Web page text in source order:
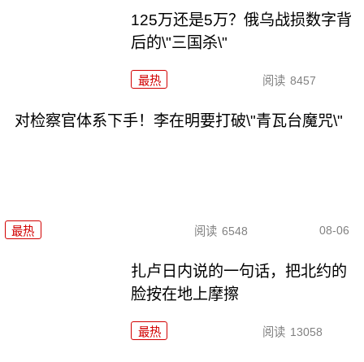
125万还是5万？俄乌战损数字背
后的\"三国杀\"
最热 阅读 8457
对检察官体系下手！李在明要打破\"青瓦台魔咒\"
最热 阅读 6548 08-06
扎卢日内说的一句话，把北约的
脸按在地上摩擦
最热 阅读 13058